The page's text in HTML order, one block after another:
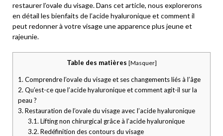
restaurer l’ovale du visage. Dans cet article, nous explorerons
en détail les bienfaits de l’acide hyaluronique et comment il
peut redonner à votre visage une apparence plus jeune et
rajeunie.
Table des matières [Masquer]
1. Comprendre l’ovale du visage et ses changements liés à l’âge
2. Qu’est-ce que l’acide hyaluronique et comment agit-il sur la
peau ?
3. Restauration de l’ovale du visage avec l’acide hyaluronique
3.1. Lifting non chirurgical grâce à l’acide hyaluronique
3.2. Redéfinition des contours du visage